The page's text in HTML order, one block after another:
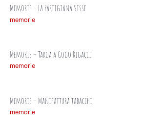
Memorie – La Partigiana Sisse
memorie
Memorie – Targa a Gogo Rigacci
memorie
Memorie – Manifattura tabacchi
memorie